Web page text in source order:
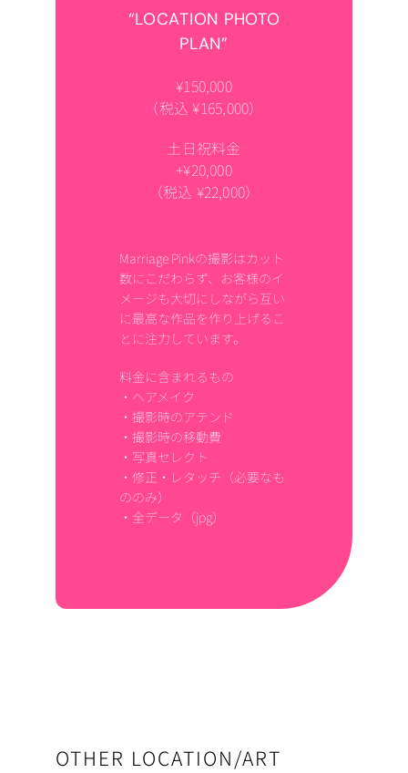
“LOCATION PHOTO
PLAN”
¥150,000
（税込 ¥165,000）
土日祝料金
+¥20,000
（税込 ¥22,000）
Marriage Pinkの撮影はカット
数にこだわらず、お客様のイ
メージも大切にしながら互い
に最高な作品を作り上げるこ
とに注力しています。
料金に含まれるもの
・ヘアメイク
・撮影時のアテンド
・撮影時の移動費
・写真セレクト
・修正・レタッチ（必要なも
ののみ）
・全データ（jpg）
OTHER LOCATION/ART